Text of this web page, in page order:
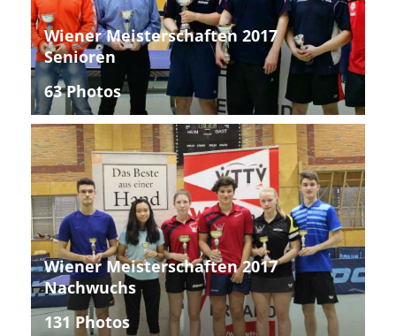
Wiener Meisterschaften 2017
Senioren
63 Photos
Wiener Meisterschaften 2017
Nachwuchs
131 Photos